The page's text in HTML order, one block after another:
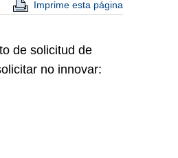
Imprime esta página
de solicitud de
no innovar: